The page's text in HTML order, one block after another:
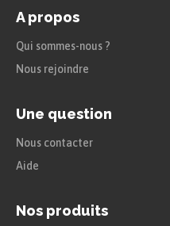
A propos
Qui sommes-nous ?
Nous rejoindre
Une question
Nous contacter
Aide
Nos produits